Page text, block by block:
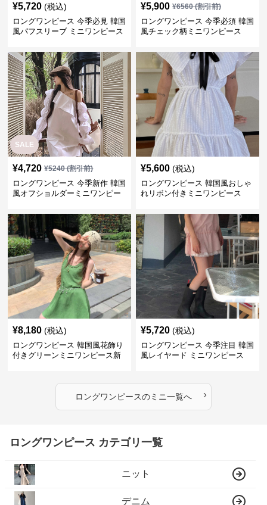
¥5,720 (税込)
ロングワンピース 今季必見 韓国
風パフスリーブ ミニワンピース
¥5,900 ¥6560(割引前)
ロングワンピース 今季必須 韓国
風チェック柄ミニワンピース
SALE
¥4,720 ¥5240(割引前)
ロングワンピース 今季新作 韓国
風オフショルダーミニワンピー
¥5,600 (税込)
ロングワンピース 韓国風おしゃ
れリボン付きミニワンピース
¥8,180 (税込)
ロングワンピース 韓国風花飾り
付きグリーンミニワンピース新
¥5,720 (税込)
ロングワンピース 今季注目 韓国
風レイヤード ミニワンピース
ロングワンピースのミニ一覧へ ›
ロングワンピース カテゴリ一覧
ニット
デニム